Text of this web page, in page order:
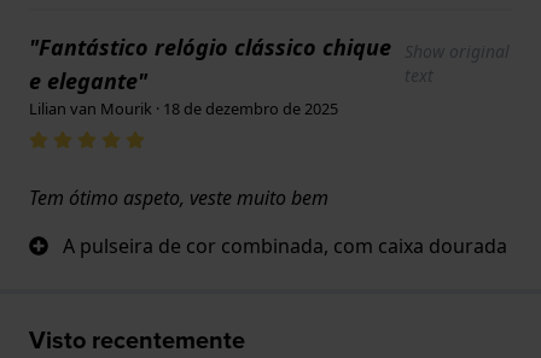
"Fantástico relógio clássico chique
e elegante"
Show original
text
Lilian van Mourik · 18 de dezembro de 2025
Tem ótimo aspeto, veste muito bem
A pulseira de cor combinada, com caixa dourada
Visto recentemente